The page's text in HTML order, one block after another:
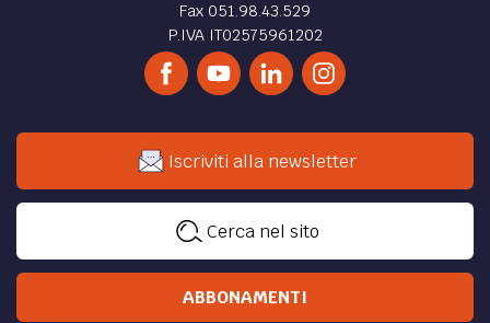
Federica Franchetti,ELSA
Il termine di prescrizione dei crediti
L’incremento esponenziale delle sanzioni amministrative
correlate a violazioni del codice della strada…
diGiuseppe Cammalleri
DIRITTO / Il nuovo pignoramento del Decreto
Legge 132 del 2014: possibili profili di